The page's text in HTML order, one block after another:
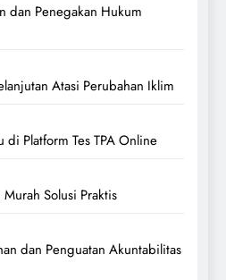
dan Penegakan Hukum
Atasi Perubahan Iklim
di Platform Tes TPA Online
Murah Solusi Praktis
dan Penguatan Akuntabilitas